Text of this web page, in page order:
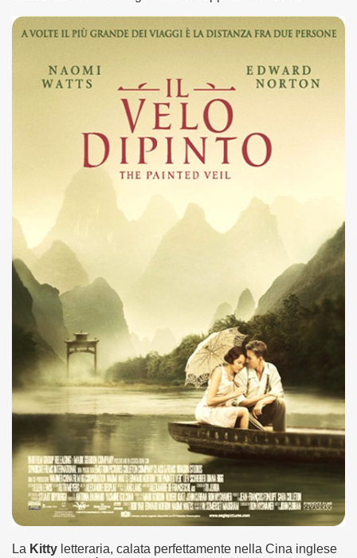
La Kitty letteraria, calata perfettamente nella Cina inglese
di Jeffery Deaver dedicato al criminologo tetraplegico
atipico, un viaggio interiore di Isabel Allende
di maggior successo al mondo.
psicopatico assoldato dal potere per poter incastrare
risiede quasi esclusivamente nella sua enorme
Se Ti Piacciono nel mese di Maggio 2013.
minacce e la vita sotto scorta.
e nel sogno di dominio della camorra.
40 milioni di insetti appositamente allevati.
nella cultura contemporanea.
Dark Secret – Rhapsody of Fire.
Se Ti Piacciono nel mese di Luglio 2013.
e suspense a cui fa da sfondo il retroscena della
e suspense a cui fa da sfondo il retroscena della